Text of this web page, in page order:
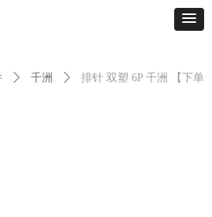
ꄲ 千洲 ꄲ 排针 双塑 6P 千洲 【下单